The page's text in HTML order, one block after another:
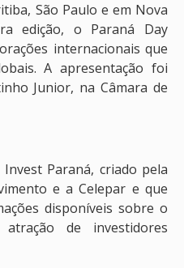
São Paulo e em Nova
edição, o Paraná Day
internacionais que
A apresentação foi
Junior, na Câmara de
Paraná, criado pela
e a Celepar e que
disponíveis sobre o
de investidores